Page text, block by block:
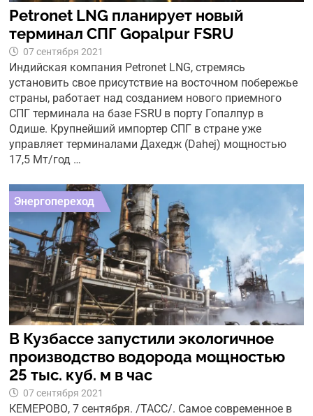
Petronet LNG планирует новый
терминал СПГ Gopalpur FSRU
07 сентября 2021
Индийская компания Petronet LNG, стремясь
установить свое присутствие на восточном побережье
страны, работает над созданием нового приемного
СПГ терминала на базе FSRU в порту Гопалпур в
Одише. Крупнейший импортер СПГ в стране уже
управляет терминалами Дахедж (Dahej) мощностью
17,5 Мт/год …
Энергопереход
В Кузбассе запустили экологичное
производство водорода мощностью
25 тыс. куб. м в час
07 сентября 2021
КЕМЕРОВО, 7 сентября. /ТАСС/. Самое современное в